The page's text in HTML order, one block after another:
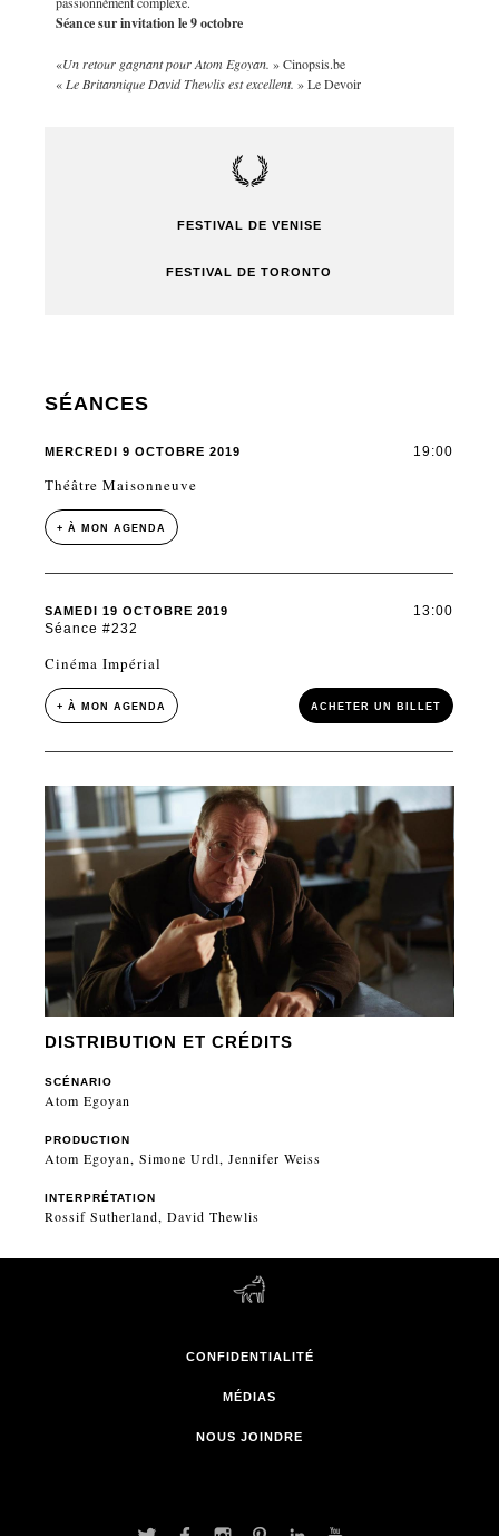
Séance sur invitation le 9 octobre
«Un retour gagnant pour Atom Egoyan.» Cinopsis.be
« Le Britannique David Thewlis est excellent.» Le Devoir
FESTIVAL DE VENISE
FESTIVAL DE TORONTO
SÉANCES
MERCREDI 9 OCTOBRE 2019 19:00
Théâtre Maisonneuve
+ À MON AGENDA
SAMEDI 19 OCTOBRE 2019
Séance #232
13:00
Cinéma Impérial
+ À MON AGENDA ACHETER UN BILLET
DISTRIBUTION ET CRÉDITS
SCÉNARIO
Atom Egoyan
PRODUCTION
Atom Egoyan, Simone Urdl, Jennifer Weiss
INTERPRÉTATION
Rossif Sutherland, David Thewlis
CONFIDENTIALITÉ
MÉDIAS
NOUS JOINDRE